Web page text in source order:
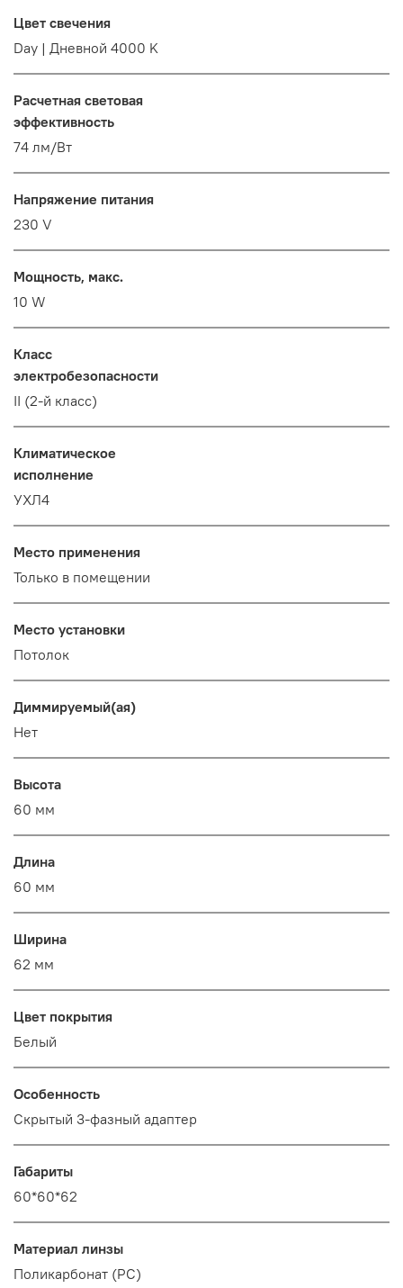
Цвет свечения
Day | Дневной 4000 K
Расчетная световая
эффективность
74 лм/Вт
Напряжение питания
230 V
Мощность, макс.
10 W
Класс
электробезопасности
II (2-й класс)
Климатическое
исполнение
УХЛ4
Место применения
Только в помещении
Место установки
Потолок
Диммируемый(ая)
Нет
Высота
60 мм
Длина
60 мм
Ширина
62 мм
Цвет покрытия
Белый
Особенность
Скрытый 3-фазный адаптер
Габариты
60*60*62
Материал линзы
Поликарбонат (PC)